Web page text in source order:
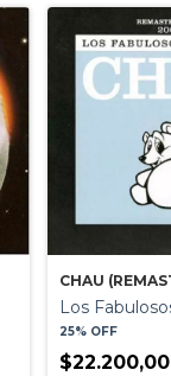
CHAU
Los
25% OFF
$22.200,00